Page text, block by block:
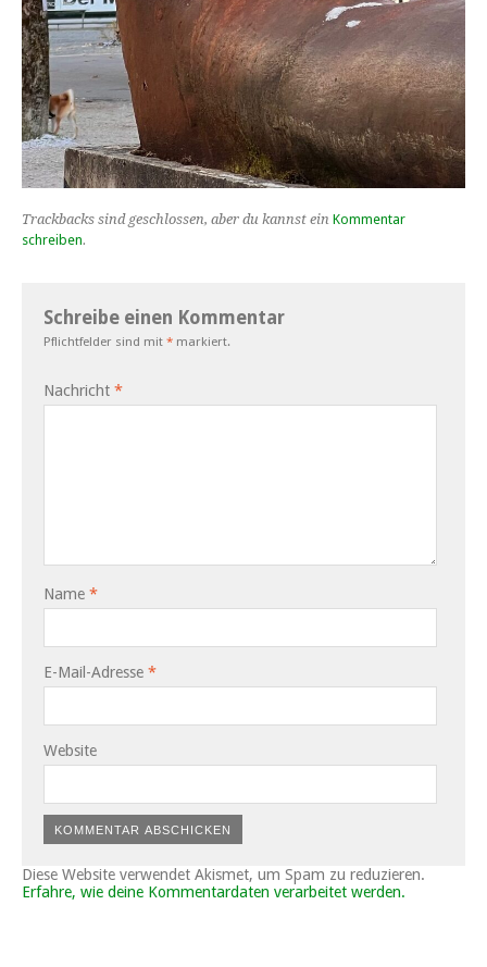
Trackbacks sind geschlossen, aber du kannst ein Kommentar
schreiben.
Schreibe einen Kommentar
Pflichtfelder sind mit * markiert.
Nachricht *
Name *
E-Mail-Adresse *
Website
Diese Website verwendet Akismet, um Spam zu reduzieren.
Erfahre, wie deine Kommentardaten verarbeitet werden.